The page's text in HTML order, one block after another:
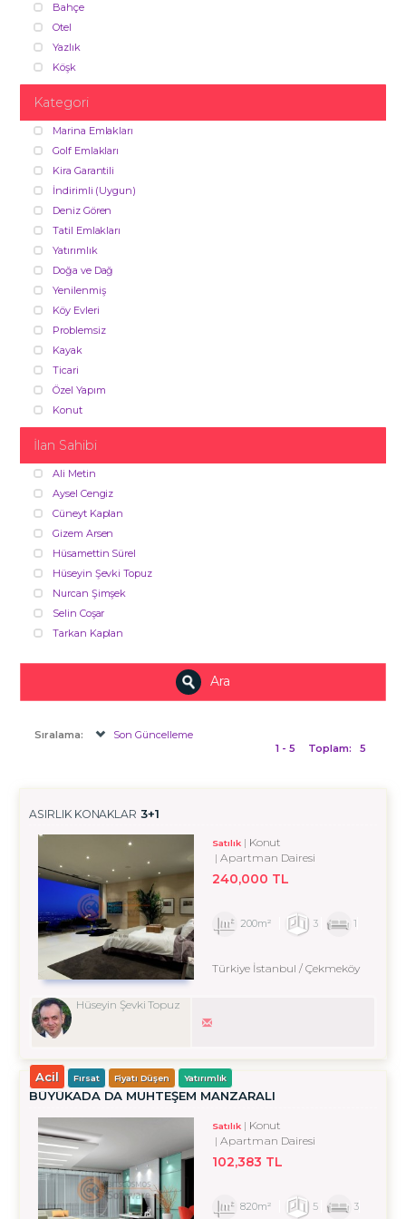
Bahçe
Otel
Yazlık
Köşk
Kategori
Marina Emlakları
Golf Emlakları
Kira Garantili
İndirimli (Uygun)
Deniz Gören
Tatil Emlakları
Yatırımlık
Doğa ve Dağ
Yenilenmiş
Köy Evleri
Problemsiz
Kayak
Ticari
Özel Yapım
Konut
İlan Sahibi
Ali Metin
Aysel Cengiz
Cüneyt Kaplan
Gizem Arsen
Hüsamettin Sürel
Hüseyin Şevki Topuz
Nurcan Şimşek
Selin Coşar
Tarkan Kaplan
Ara
Sıralama:
Son Güncelleme
1 - 5
Toplam: 5
ASIRLIK KONAKLAR 3+1
Satılık
Konut
Apartman Dairesi
240,000 TL
200m² 3 1
Türkiye İstanbul / Çekmeköy
Hüseyin Şevki Topuz
Acil Fırsat Fiyatı Düşen Yatırımlık
BÜYÜKADA DA MUHTEŞEM MANZARALI
Satılık
Konut
Apartman Dairesi
102,383 TL
820m² 5 3